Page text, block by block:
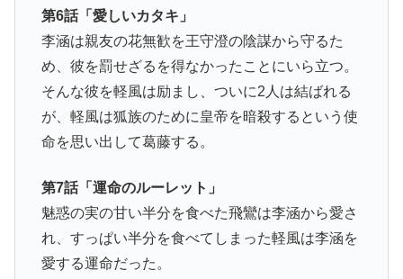
第6話「愛しいカタキ」
李涵は親友の花無歓を王守澄の陰謀から守るた
め、彼を罰せざるを得なかったことにいら立つ。
そんな彼を軽風は励まし、ついに2人は結ばれる
が、軽風は狐族のために皇帝を暗殺するという使
命を思い出して葛藤する。
第7話「運命のルーレット」
魅惑の実の甘い半分を食べた飛鸞は李涵から愛さ
れ、すっぱい半分を食べてしまった軽風は李涵を
愛する運命だった。